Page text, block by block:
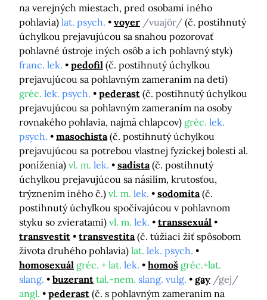
na verejných miestach, pred osobami iného
pohlavia) lat. psych. voyer /vuajör/ (č. postihnutý
úchylkou prejavujúcou sa snahou pozorovať
pohlavné ústroje iných osôb a ich pohlavný styk)
franc. lek.
pedofil (č. postihnutý úchylkou
prejavujúcou sa pohlavným zameraním na deti)
gréc. lek. psych. pederast (č. postihnutý úchylkou
prejavujúcou sa pohlavným zameraním na osoby
rovnakého pohlavia, najmä chlapcov) gréc. lek.
psych.
masochista (č. postihnutý úchylkou
prejavujúcou sa potrebou vlastnej fyzickej bolesti al.
poníženia) vl. m. lek. sadista (č. postihnutý
úchylkou prejavujúcou sa násilím, krutosťou,
trýznením iného č.) vl. m. lek. sodomita (č.
postihnutý úchylkou spočívajúcou v pohlavnom
styku so zvieratami) vl. m. lek.
transsexuál
transvestit
transvestita (č. túžiaci žiť spôsobom
života druhého pohlavia) lat. lek. psych.
homosexuál gréc. + lat. lek. homoš gréc.+lat.
slang.
buzerant tal.-nem. slang. vulg. gay /gej/
angl.
pederast (č. s pohlavným zameraním na